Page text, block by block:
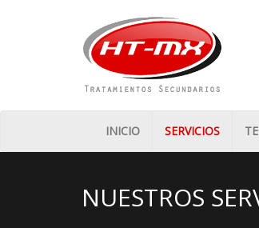
INICIO SERVICIOS
NUESTROS